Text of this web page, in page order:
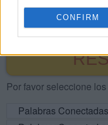
CONFIRM
Por favor seleccione
Palabras